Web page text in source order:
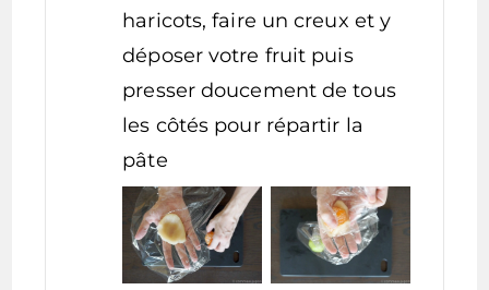
haricots, faire un creux et y
déposer votre fruit puis
presser doucement de tous
les côtés pour répartir la
pâte